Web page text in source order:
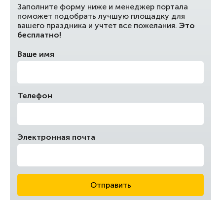
Заполните форму ниже и менеджер портала
поможет подобрать лучшую площадку для
вашего праздника и учтет все пожелания. Это
бесплатно!
Ваше имя
Телефон
Электронная почта
Отправить